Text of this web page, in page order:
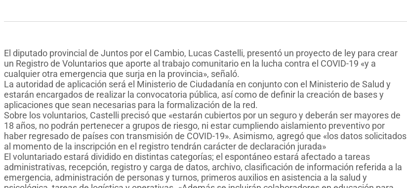
El diputado provincial de Juntos por el Cambio, Lucas Castelli, presentó un proyecto de ley para crear
un Registro de Voluntarios que aporte al trabajo comunitario en la lucha contra el COVID-19 «y a
cualquier otra emergencia que surja en la provincia», señaló.
La autoridad de aplicación será el Ministerio de Ciudadanía en conjunto con el Ministerio de Salud y
estarán encargados de realizar la convocatoria pública, así como de definir la creación de bases y
aplicaciones que sean necesarias para la formalización de la red.
Sobre los voluntarios, Castelli precisó que «estarán cubiertos por un seguro y deberán ser mayores de
18 años, no podrán pertenecer a grupos de riesgo, ni estar cumpliendo aislamiento preventivo por
haber regresado de países con transmisión de COVID-19». Asimismo, agregó que «los datos solicitados
al momento de la inscripción en el registro tendrán carácter de declaración jurada»
El voluntariado estará dividido en distintas categorías; el espontáneo estará afectado a tareas
administrativas, recepción, registro y carga de datos, archivo, clasificación de información referida a la
emergencia, administración de personas y turnos, primeros auxilios en asistencia a la salud y